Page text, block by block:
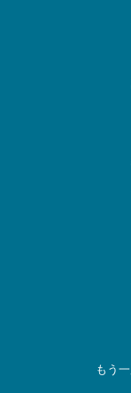
もう